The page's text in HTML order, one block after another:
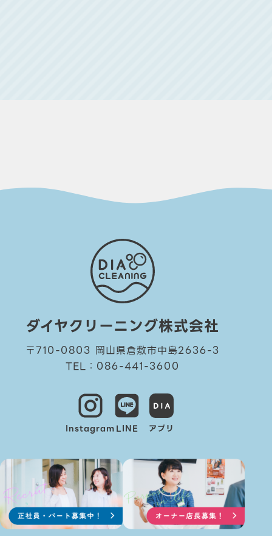
ダイヤクリーニング株式会社
〒710-0803 岡山県倉敷市中島2636-3
TEL：086-441-3600
InstagramLINE アプリ